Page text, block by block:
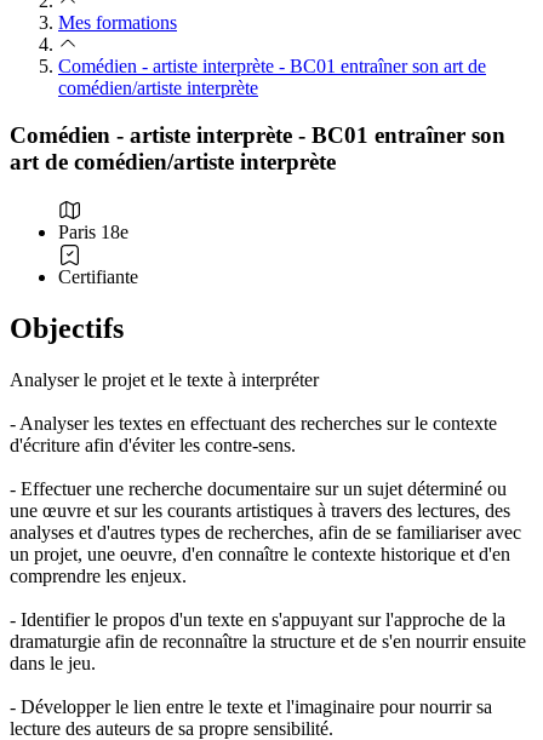
Mes formations
Comédien - artiste interprète - BC01 entraîner son art de
comédien/artiste interprète
Comédien - artiste interprète - BC01 entraîner son
art de comédien/artiste interprète
Paris 18e
Certifiante
Objectifs
Analyser le projet et le texte à interpréter
- Analyser les textes en effectuant des recherches sur le contexte
d'écriture afin d'éviter les contre-sens.
- Effectuer une recherche documentaire sur un sujet déterminé ou
une œuvre et sur les courants artistiques à travers des lectures, des
analyses et d'autres types de recherches, afin de se familiariser avec
un projet, une oeuvre, d'en connaître le contexte historique et d'en
comprendre les enjeux.
- Identifier le propos d'un texte en s'appuyant sur l'approche de la
dramaturgie afin de reconnaître la structure et de s'en nourrir ensuite
dans le jeu.
- Développer le lien entre le texte et l'imaginaire pour nourrir sa
lecture des auteurs de sa propre sensibilité.